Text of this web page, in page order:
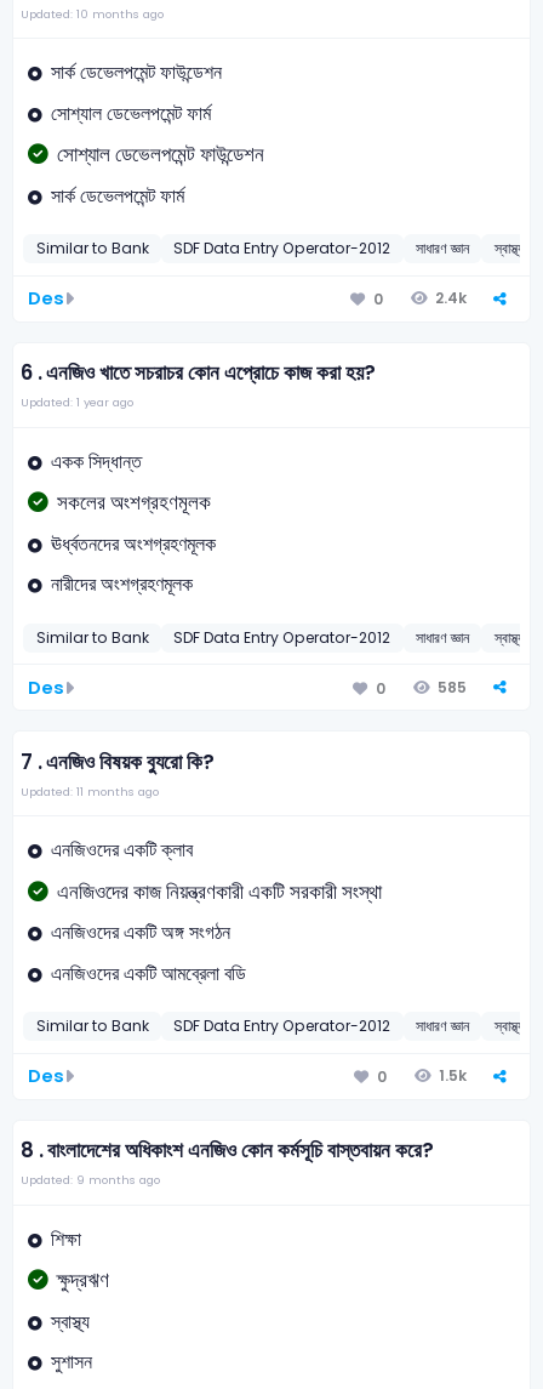
Updated: 10 months ago
সার্ক ডেভেলপমেন্ট ফাউন্ডেশন
সোশ্যাল ডেভেলপমেন্ট ফার্ম
সোশ্যাল ডেভেলপমেন্ট ফাউন্ডেশন
সার্ক ডেভেলপমেন্ট ফার্ম
Similar to Bank SDF Data Entry Operator-2012 সাধারণ জ্ঞান
Des 0 2.4k
6 .এনজিও খাতে সচরাচর কোন এপ্রোচে কাজ করা হয়?
Updated: 1 year ago
একক সিদ্ধান্ত
সকলের অংশগ্রহণমূলক
ঊর্ধ্বতনদের অংশগ্রহণমূলক
নারীদের অংশগ্রহণমূলক
Similar to Bank SDF Data Entry Operator-2012 সাধারণ জ্ঞান
Des 0 585
7 .এনজিও বিষয়ক ব্যুরো কি?
Updated: 11 months ago
এনজিওদের একটি ক্লাব
এনজিওদের কাজ নিয়ন্ত্রণকারী একটি সরকারী সংস্থা
এনজিওদের একটি অঙ্গ সংগঠন
এনজিওদের একটি আমব্রেলা বডি
Similar to Bank SDF Data Entry Operator-2012 সাধারণ জ্ঞান
Des 0 1.5k
8 .বাংলাদেশের অধিকাংশ এনজিও কোন কর্মসূচি বাস্তবায়ন করে?
Updated: 9 months ago
শিক্ষা
ক্ষুদ্রঋণ
স্বাস্থ্য
সুশাসন